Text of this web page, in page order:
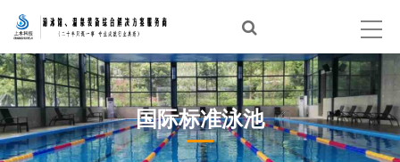
泳池建设
温泉建设
国际标准泳池